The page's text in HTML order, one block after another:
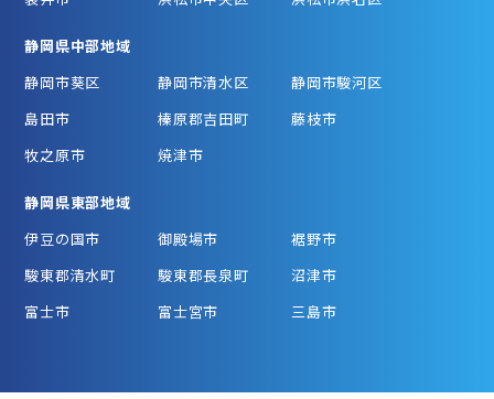
静岡県中部地域
静岡市葵区
静岡市清水区
静岡市駿河区
島田市
榛原郡吉田町
藤枝市
牧之原市
焼津市
静岡県東部地域
伊豆の国市
御殿場市
裾野市
駿東郡清水町
駿東郡長泉町
沼津市
富士市
富士宮市 三島市